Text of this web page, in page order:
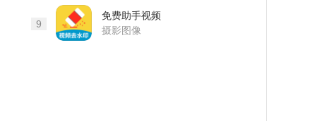
9
免费助手视频
去水印最新版
摄影图像